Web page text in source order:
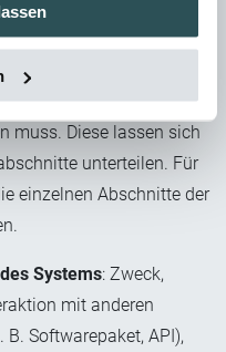
die konkreten
Dokumentation von
muss. Diese lassen sich
unterteilen. Für
einzelnen Abschnitte der
Systems: Zweck,
mit anderen
Softwarepaket, API),